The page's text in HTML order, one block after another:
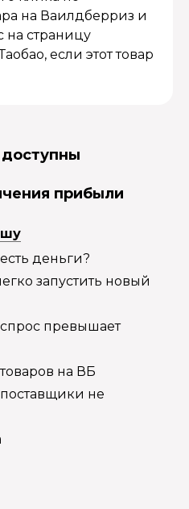
на Ваилдберриз и
на страницу
если этот товар
прибыли
деньги?
запустить новый
превышает
на ВБ
не